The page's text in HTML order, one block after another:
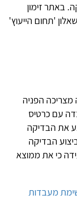
באתר זימון
'תחום הייעוץ'
הפניה
עם כרטיס
את הבדיקה
הבדיקה
כי את ממוצא
מעבדות